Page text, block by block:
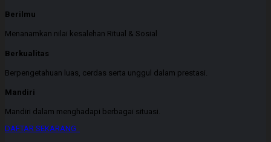
Berilmu
Menanamkan nilai kesalehan Ritual & Sosial
Berkualitas
Berpengetahuan luas, cerdas serta unggul dalam prestasi.
Mandiri
Mandiri dalam menghadapi berbagai situasi.
DAFTAR SEKARANG